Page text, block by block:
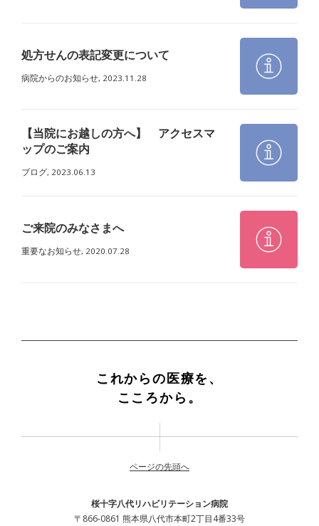
処方せんの表記変更について
病院からのお知らせ, 2023.11.28
【当院にお越しの方へ】 アクセスマ
ップのご案内
ブログ, 2023.06.13
ご来院のみなさまへ
重要なお知らせ, 2020.07.28
これからの医療を、
こころから。
ページの先頭へ
桜十字八代リハビリテーション病院
〒866-0861 熊本県八代市本町2丁目4番33号